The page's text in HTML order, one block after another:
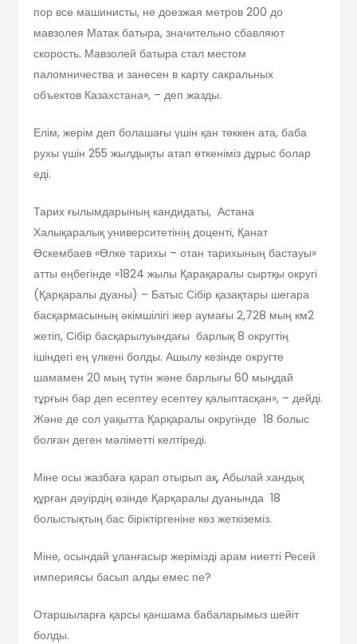
пор все машинисты, не доезжая метров 200 до
мавзолея Матак батыра, значительно сбавляют
скорость. Мавзолей батыра стал местом
паломничества и занесен в карту сакральных
объектов Казахстана», – деп жазды.
Елім, жерім деп болашағы үшін қан төккен ата, баба
рухы үшін 255 жылдықты атап өткеніміз дұрыс болар
еді.
Тарих ғылымдарының кандидаты, Астана
Халықаралық университетінің доценті, Қанат
Өскембаев «Өлке тарихы – отан тарихының бастауы»
атты еңбегінде «1824 жылы Қарақаралы сыртқы округі
(Қарқаралы дуаны) – Батыс Сібір қазақтары шегара
басқармасының әкімшілігі жер аумағы 2,728 мың км2
жетіп, Сібір басқарылуындағы барлық 8 округтің
ішіндегі ең үлкені болды. Ашылу кезінде округте
шамамен 20 мың түтін және барлығы 60 мыңдай
тұрғын бар деп есептеу есептеу қалыптасқан», – дейді.
Және де сол уақытта Қарқаралы округінде 18 болыс
болған деген мәліметті келтіреді.
Міне осы жазбаға қарап отырып ақ, Абылай хандық
құрған дәуірдің өзінде Қарқаралы дуанында 18
болыстықтың бас біріктіргеніне көз жеткіземіз.
Міне, осындай ұланғасыр жерімізді арам ниетті Ресей
империясы басып алды емес пе?
Отаршыларға қарсы қаншама бабаларымыз шейіт
болды.